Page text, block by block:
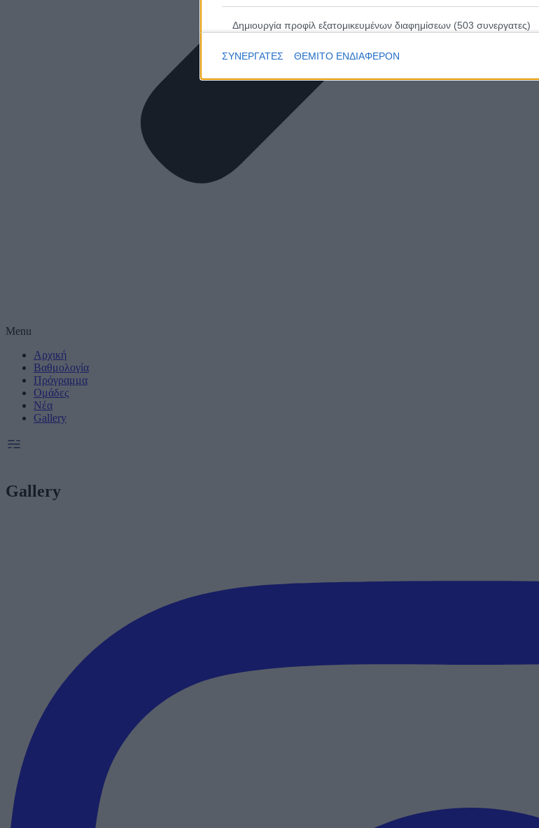
Δημιουργία προφίλ εξατομικευμένων διαφημίσεων (503 συνεργατες)
Επιλογή εξατομικευμένων διαφημίσεων (502 συνεργατες)
Δημιουργία προφίλ εξατομικευμένου περιεχομένου (230 συνεργατες)
Επιλογή εξατομικευμένου περιεχομένου (210 συνεργατες)
Μέτρηση απόδοσης διαφημίσεων (466 συνεργατες)
ΣΥΝΕΡΓΑΤΕΣ ΘΕΜΙΤΟ ΕΝΔΙΑΦΕΡΟΝ
Menu
Αρχική
Βαθμολογία
Πρόγραμμα
Ομάδες
Νέα
Gallery
Gallery